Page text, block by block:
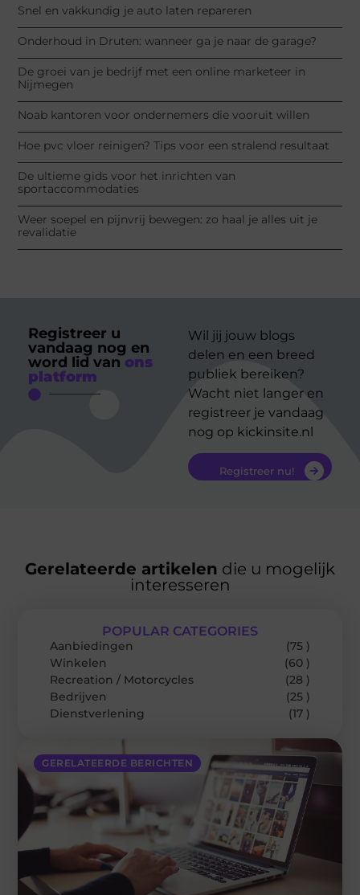
Snel en vakkundig je auto laten repareren
Onderhoud in Druten: wanneer ga je naar de garage?
De groei van je bedrijf met een online marketeer in
Nijmegen
Noab kantoren voor ondernemers die vooruit willen
Hoe pvc vloer reinigen? Tips voor een stralend resultaat
De ultieme gids voor het inrichten van
sportaccommodaties
Weer soepel en pijnvrij bewegen: zo haal je alles uit je
revalidatie
Registreer u
vandaag nog en
word lid van ons
platform
Wil jij jouw blogs
delen en een breed
publiek bereiken?
Wacht niet langer en
registreer je vandaag
nog op kickinsite.nl
Registreer nu!
Gerelateerde artikelen die u mogelijk
interesseren
GERELATEERDE BERICHTEN
POPULAR CATEGORIES
Aanbiedingen
(75 )
Winkelen
(60 )
Recreation / Motorcycles
(28 )
Bedrijven
(25 )
Dienstverlening
(17 )